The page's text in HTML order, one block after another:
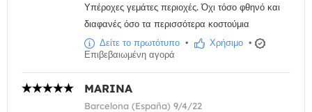
Υπέροχες γεμάτες περιοχές. Όχι τόσο φθηνό και
διαφανές όσο τα περισσότερα κοστούμια
Δείτε το πρωτότυπο • Χρήσιμο •
Επιβεβαιωμένη αγορά
MARINA
Barcelona (España) 9/4/22